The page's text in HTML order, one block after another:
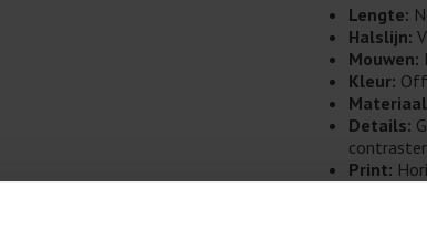
kreuken/
Gebruik
artikelen
Selecteer
wasmiddel.
Lengte:
Halslijn:
Mouwen:
Kleur:
Details:
Print: